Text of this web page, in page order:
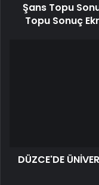
Şans Topu
Topu Sonuç
DÜZCE'DE